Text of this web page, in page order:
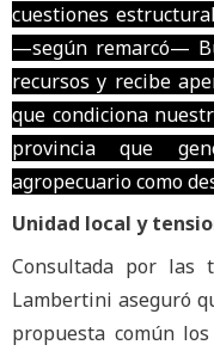
cuestiones
—según remarcó—
recursos y recibe
que condiciona
provincia que
agropecuario como
Unidad local y
Consultada por las
Lambertini aseguró
propuesta común